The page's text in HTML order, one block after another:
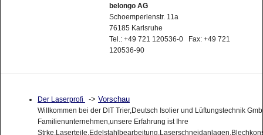
belongo AG
Schoemperlenstr. 11a
76185 Karlsruhe
Tel.: +49 721 120536-0 Fax: +49 721
120536-90
Der Laserprofi -> Vorschau
Willkommen bei der DIT Trier,Deutsch Isolier und Lüftungstechnik
Familienunternehmen,unsere Erfahrung ist Ihre